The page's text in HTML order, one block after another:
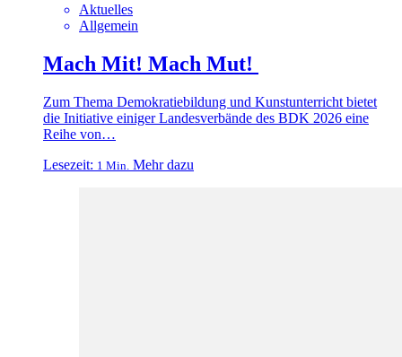
Aktuelles
Allgemein
Mach Mit! Mach Mut!
Zum Thema Demokratiebildung und Kunstunterricht bietet
die Initiative einiger Landesverbände des BDK 2026 eine
Reihe von…
Lesezeit: 1 Min. Mehr dazu